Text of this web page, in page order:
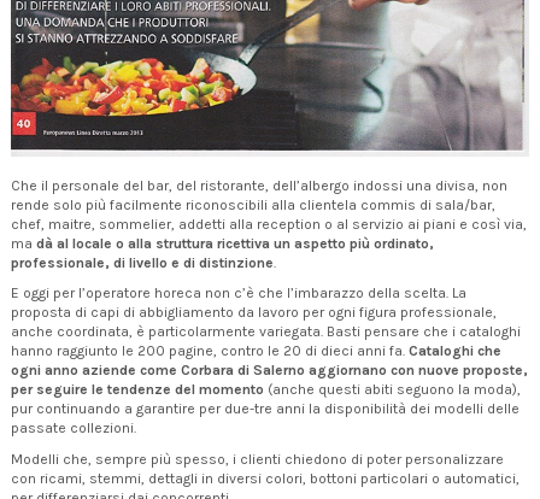
Che il personale del bar, del ristorante, dell’albergo indossi una divisa, non
rende solo più facilmente riconoscibili alla clientela commis di sala/bar,
chef, maitre, sommelier, addetti alla reception o al servizio ai piani e così via,
ma dà al locale o alla struttura ricettiva un aspetto più ordinato,
professionale, di livello e di distinzione
E oggi per l’operatore horeca non c’è che l’imbarazzo della scelta. La
proposta di capi di abbigliamento da lavoro per ogni figura professionale,
anche coordinata, è particolarmente variegata. Basti pensare che i cataloghi
hanno raggiunto le 200 pagine, contro le 20 di dieci anni fa. Cataloghi che
ogni anno aziende come Corbara di Salerno aggiornano con nuove proposte,
per seguire le tendenze del momento (anche questi abiti seguono la moda),
pur continuando a garantire per due-tre anni la disponibilità dei modelli delle
passate collezioni.
Modelli che, sempre più spesso, i clienti chiedono di poter personalizzare
con ricami, stemmi, dettagli in diversi colori, bottoni particolari o automatici,